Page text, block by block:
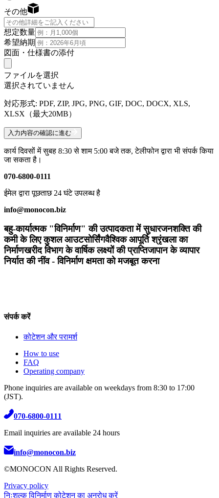
その他
想定数量
希望納期
図面・仕様書の添付
ファイルを選択
選択されていません
対応形式: PDF, ZIP, JPG, PNG, GIF, DOC, DOCX, XLS,
XLSX（最大20MB）
入力内容の確認に進む
कार्य दिवसों में सुबह 8:30 से शाम 5:00 बजे तक, टेलीफोन द्वारा भी संपर्क किया
जा सकता है।
070-6800-0111
ईमेल द्वारा पूछताछ 24 घंटे उपलब्ध है
info@monocon.biz
बहु-कार्यात्मक "विनिर्माण" की उत्पादकता में सुधारजनशक्ति की
कमी के लिए कुशल आउटसोर्सिंगवैश्विक आपूर्ति श्रृंखला का
निर्माणखरीद विभाग के वार्षिक लक्ष्यों की प्राप्तिजापान के व्यापार
निर्यात की नींव - विनिर्माण क्षमता को मजबूत करना
संपर्क करें
कोटेशन और परामर्श
How to use
FAQ
Operating company
Phone inquiries are available on weekdays from 8:30 to 17:00
(JST).
070-6800-0111
Email inquiries are available 24 hours
info@monocon.biz
©MONOCON All Rights Reserved.
Privacy policy
निःशुल्क विनिर्माण कोटेशन का अनुरोध करें